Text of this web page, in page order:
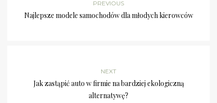
PREVIOUS
Najlepsze modele samochodów dla młodych kierowców
NEXT
Jak zastąpić auto w firmie na bardziej ekologiczną
alternatywę?